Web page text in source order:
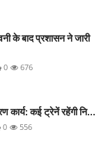
के बाद प्रशासन ने जारी
0 676
कार्य: कई ट्रेनें रहेंगी नि...
0 556